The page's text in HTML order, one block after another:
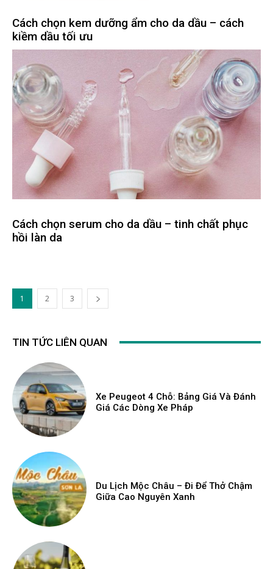
Cách chọn kem dưỡng ẩm cho da dầu – cách
kiềm dầu tối ưu
Cách chọn serum cho da dầu – tinh chất phục
hồi làn da
1 2 3
TIN TỨC LIÊN QUAN
Xe Peugeot 4 Chỗ: Bảng Giá Và Đánh
Giá Các Dòng Xe Pháp
Du Lịch Mộc Châu – Đi Để Thở Chậm
Giữa Cao Nguyên Xanh